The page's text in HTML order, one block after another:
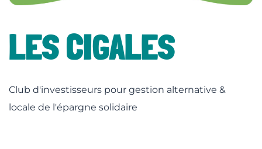
LES CIGALES
Club d'investisseurs pour gestion alternative &
locale de l'épargne solidaire